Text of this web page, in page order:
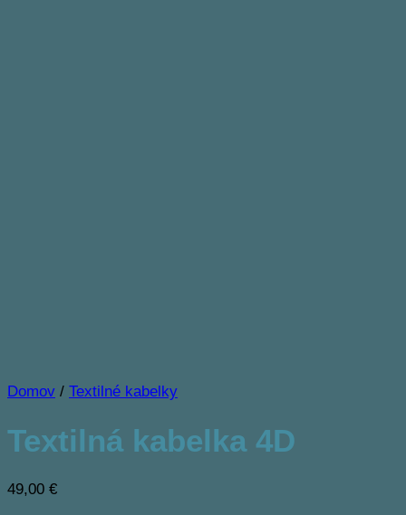
Domov / Textilné kabelky
Textilná kabelka 4D
49,00 €